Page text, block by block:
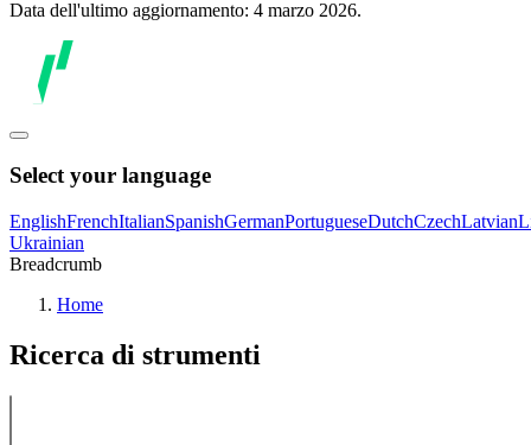
Data dell'ultimo aggiornamento: 4 marzo 2026.
Select your language
EnglishFrenchItalianSpanishGermanPortugueseDutchCzechLatvian
Ukrainian
Breadcrumb
Home
Ricerca di strumenti